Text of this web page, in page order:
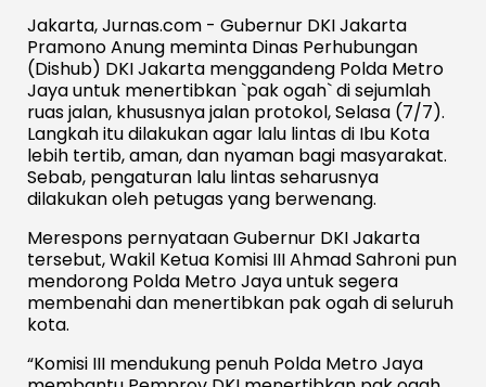
Jakarta, Jurnas.com - Gubernur DKI Jakarta
Pramono Anung meminta Dinas Perhubungan
(Dishub) DKI Jakarta menggandeng Polda Metro
Jaya untuk menertibkan `pak ogah` di sejumlah
ruas jalan, khususnya jalan protokol, Selasa (7/7).
Langkah itu dilakukan agar lalu lintas di Ibu Kota
lebih tertib, aman, dan nyaman bagi masyarakat.
Sebab, pengaturan lalu lintas seharusnya
dilakukan oleh petugas yang berwenang.
Merespons pernyataan Gubernur DKI Jakarta
tersebut, Wakil Ketua Komisi III Ahmad Sahroni pun
mendorong Polda Metro Jaya untuk segera
membenahi dan menertibkan pak ogah di seluruh
kota.
“Komisi III mendukung penuh Polda Metro Jaya